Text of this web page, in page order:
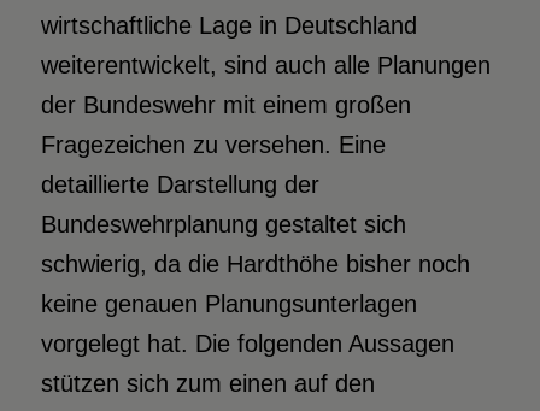
wirtschaftliche Lage in Deutschland
weiterentwickelt, sind auch alle Planungen
der Bundeswehr mit einem großen
Fragezeichen zu versehen. Eine
detaillierte Darstellung der
Bundeswehrplanung gestaltet sich
schwierig, da die Hardthöhe bisher noch
keine genauen Planungsunterlagen
vorgelegt hat. Die folgenden Aussagen
stützen sich zum einen auf den